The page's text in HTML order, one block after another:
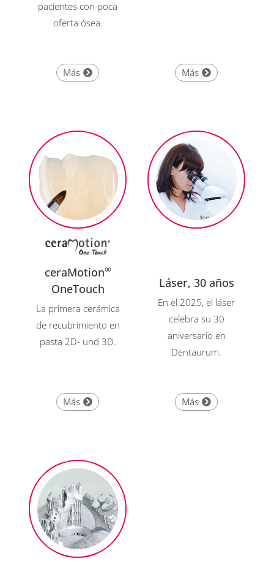
pacientes con poca
oferta ósea.
Más Más
ceraMotion®
OneTouch
La primera cerámica
de recubrimiento en
pasta 2D- und 3D.
Más
Láser, 30 años
En el 2025, el láser
celebra su 30
aniversario en
Dentaurum.
Más